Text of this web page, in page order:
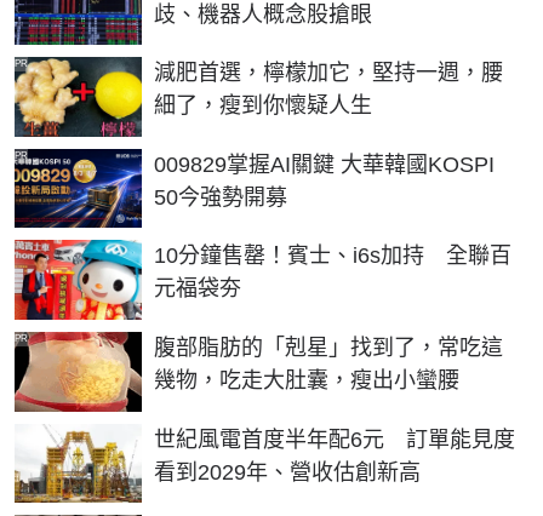
歧、機器人概念股搶眼
減肥首選，檸檬加它，堅持一週，腰
細了，瘦到你懷疑人生
PR
009829掌握AI關鍵 大華韓國KOSPI
50今強勢開募
PR
10分鐘售罄！賓士、i6s加持 全聯百
元福袋夯
腹部脂肪的「剋星」找到了，常吃這
幾物，吃走大肚囊，瘦出小蠻腰
PR
世紀風電首度半年配6元 訂單能見度
看到2029年、營收估創新高